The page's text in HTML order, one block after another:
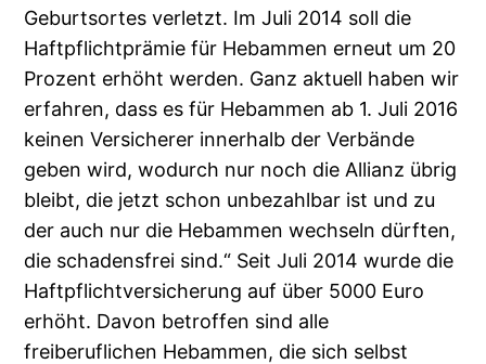
Geburtsortes verletzt. Im Juli 2014 soll die
Haftpflichtprämie für Hebammen erneut um 20
Prozent erhöht werden. Ganz aktuell haben wir
erfahren, dass es für Hebammen ab 1. Juli 2016
keinen Versicherer innerhalb der Verbände
geben wird, wodurch nur noch die Allianz übrig
bleibt, die jetzt schon unbezahlbar ist und zu
der auch nur die Hebammen wechseln dürften,
die schadensfrei sind.“ Seit Juli 2014 wurde die
Haftpflichtversicherung auf über 5000 Euro
erhöht. Davon betroffen sind alle
freiberuflichen Hebammen, die sich selbst